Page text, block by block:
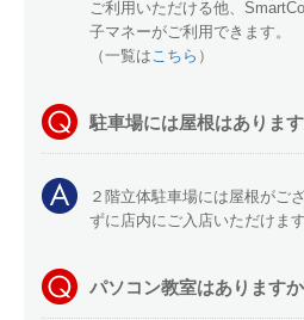
ご利用いただける他、
子マネーがご利用できます。
（一覧は こちら ）
駐車場には屋根はありま
２階立体駐車場には屋根がご
ずに店内にご入店いただけます
パソコン教室はありますか